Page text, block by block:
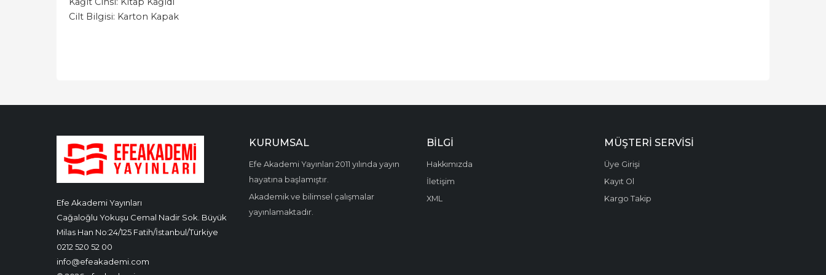
Cilt Bilgisi: Karton Kapak
Efe Akademi Yayınları
Cağaloğlu Yokuşu Cemal Nadir Sok. Büyük
Milas Han No:24/125 Fatih/İstanbul/Türkiye
0212 520 52 00
info@efeakademi.com
KURUMSAL
Efe Akademi Yayınları 2011 yılında yayın
hayatına başlamıştır.
Akademik ve bilimsel çalışmalar
yayınlamaktadır.
BILGI
Hakkımızda
İletişim
XML
MÜŞTERI SERVISI
Üye Girişi
Kayıt Ol
Kargo Takip